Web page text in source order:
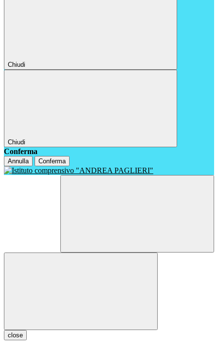
Chiudi
Chiudi
Conferma
Annulla Conferma
close